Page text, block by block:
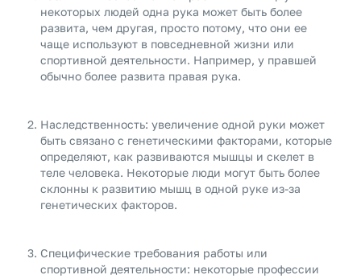
некоторых людей одна рука может быть более
развита, чем другая, просто потому, что они ее
чаще используют в повседневной жизни или
спортивной деятельности. Например, у правшей
обычно более развита правая рука.
Наследственность: увеличение одной руки может
быть связано с генетическими факторами, которые
определяют, как развиваются мышцы и скелет в
теле человека. Некоторые люди могут быть более
склонны к развитию мышц в одной руке из-за
генетических факторов.
Специфические требования работы или
спортивной деятельности: некоторые профессии